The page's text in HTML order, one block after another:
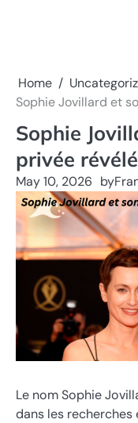
Home
Sophie Jovillard et
Sophie
privée
May 10, 2026 by
Le nom Sophie
dans les recherches